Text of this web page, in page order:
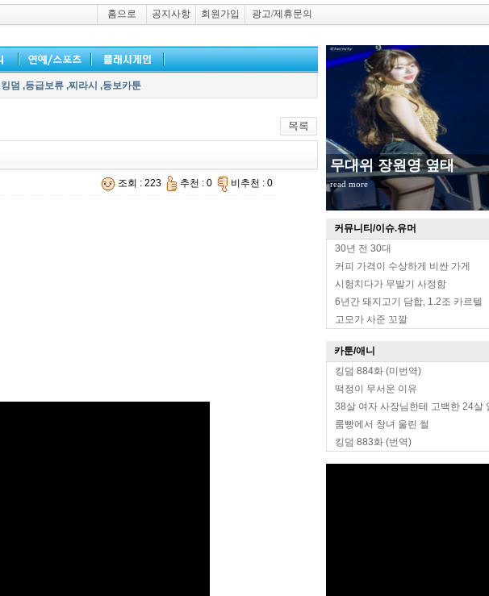
홈으로 공지사항 회원가입 광고/제휴문의
무대위 장원영 옆태
read more
커뮤니티/이슈.유머
30년 전 30대
커피 가격이 수상하게 비싼 가게
시험치다가 무발기 사정함
6년간 돼지고기 담합, 1.2조 카르텔
고모가 사준 꼬깔
카툰/애니
킹덤 884화 (미번역)
떡정이 무서운 이유
38살 여자 사장님한테 고백한 24살
룸빵에서 창녀 울린 썰
킹덤 883화 (번역)
덤 ,등급보류 ,찌라시 ,등보카툰
조회 : 223 추천 : 0 비추천 : 0